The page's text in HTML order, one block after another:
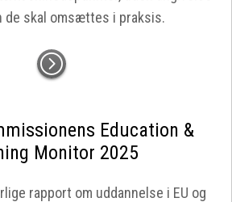
de skal omsættes i praksis.
Education &
Monitor 2025
rapport om uddannelse i EU og